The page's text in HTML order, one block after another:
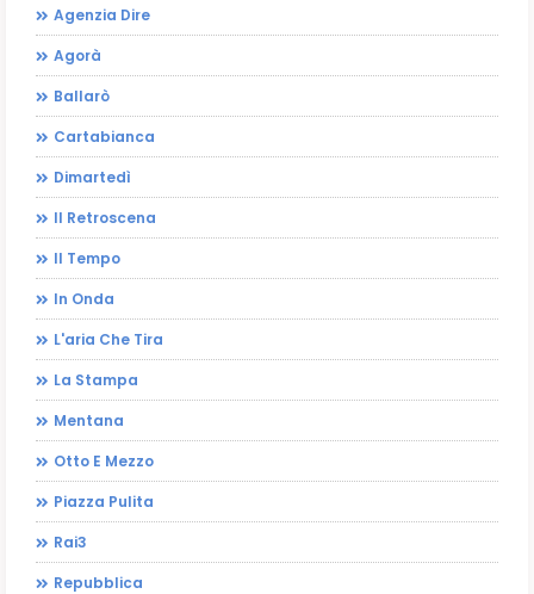
Agenzia Dire
Agorà
Ballarò
Cartabianca
Dimartedì
Il Retroscena
Il Tempo
In Onda
L'aria Che Tira
La Stampa
Mentana
Otto E Mezzo
Piazza Pulita
Rai3
Repubblica